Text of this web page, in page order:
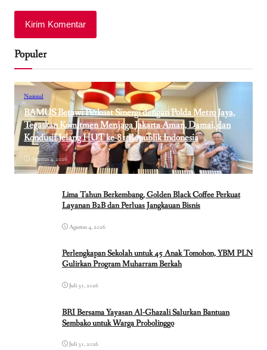
Populer
Nasional
BAMUS Betawi Perkuat Sinergi dengan Polda Metro Jaya,
Tegaskan Komitmen Menjaga Jakarta Aman, Damai, dan
Kondusif Jelang HUT ke-81 Republik Indonesia
Agustus 4, 2026
Lima Tahun Berkembang, Golden Black Coffee Perkuat
Layanan B2B dan Perluas Jangkauan Bisnis
Agustus 4, 2026
Perlengkapan Sekolah untuk 45 Anak Tomohon, YBM PLN
Gulirkan Program Muharram Berkah
Juli 31, 2026
BRI Bersama Yayasan Al-Ghazali Salurkan Bantuan
Sembako untuk Warga Probolinggo
Juli 31, 2026